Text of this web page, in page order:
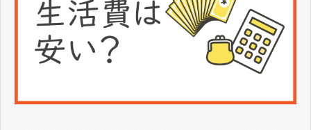
はたらく